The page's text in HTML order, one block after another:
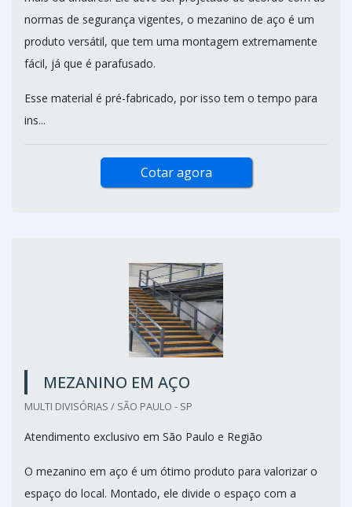
normas de segurança vigentes, o mezanino de aço é um
produto versátil, que tem uma montagem extremamente
fácil, já que é parafusado.
Esse material é pré-fabricado, por isso tem o tempo para
ins...
Cotar agora
MEZANINO EM AÇO
MULTI DIVISÓRIAS / SÃO PAULO - SP
Atendimento exclusivo em São Paulo e Região
O mezanino em aço é um ótimo produto para valorizar o
espaço do local. Montado, ele divide o espaço com a